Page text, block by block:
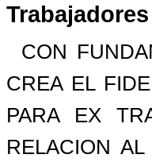
CON
CREA EL
PARA EX
RELACION